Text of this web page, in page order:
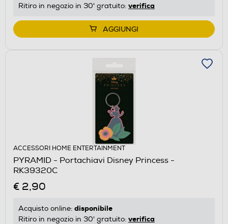
Ritiro in negozio in 30' gratuito: verifica
AGGIUNGI
ACCESSORI HOME ENTERTAINMENT
PYRAMID - Portachiavi Disney Princess -
RK39320C
€ 2,90
Acquisto online: disponibile
Ritiro in negozio in 30' gratuito: verifica